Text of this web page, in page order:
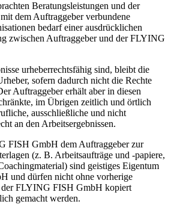
Beratungsleistungen und der
dem Auftraggeber verbundene
bedarf einer ausdrücklichen
zwischen Auftraggeber und der FLYING
urheberrechtsfähig sind, bleibt die
sofern dadurch nicht die Rechte
Auftraggeber erhält aber in diesen
im Übrigen zeitlich und örtlich
ausschließliche und nicht
an den Arbeitsergebnissen.
FISH GmbH dem Auftraggeber zur
(z. B. Arbeitsaufträge und -papiere,
sind geistiges Eigentum
und dürfen nicht ohne vorherige
FLYING FISH GmbH kopiert
gemacht werden.